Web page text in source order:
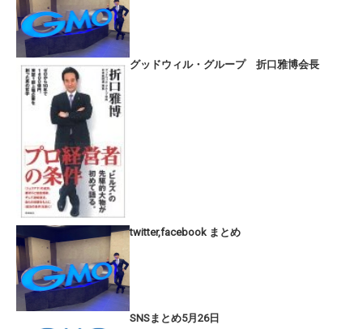
グッドウィル・グループ 折口雅博会長
twitter,facebook まとめ
SNSまとめ5月26日